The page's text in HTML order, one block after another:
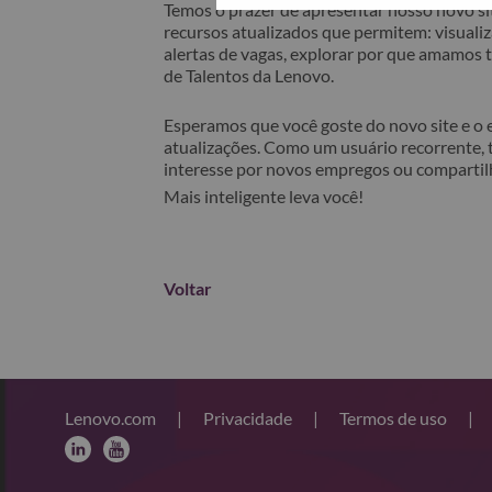
Temos o prazer de apresentar nosso novo
recursos atualizados que permitem:
alertas de vagas, explorar por que
de Talentos da Lenovo.
Esperamos que você goste do novo site e
atualizações. Como um usuário
interesse por novos empregos ou
Mais inteligente leva você!
Voltar
Lenovo.com | Privacidade | Termos de uso |